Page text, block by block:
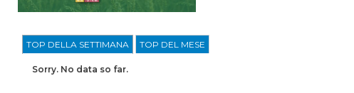
TOP DELLA SETTIMANA TOP DEL MESE
Sorry. No data so far.